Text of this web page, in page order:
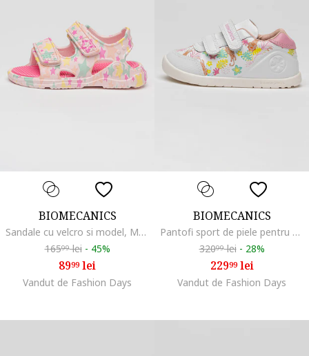
BIOMECANICS
Sandale cu velcro si model, Multicolor
16599lei - 45%
8999lei
Vandut de Fashion Days
BIOMECANICS
Pantofi sport de piele pentru primii pasi, Multicolor
32099lei - 28%
22999lei
Vandut de Fashion Days